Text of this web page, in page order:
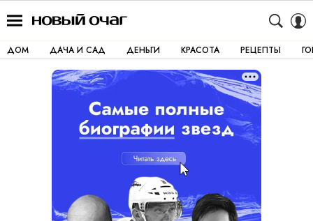
ДОМ ДАЧА И САД ДЕНЬГИ КРАСОТА РЕЦЕПТЫ